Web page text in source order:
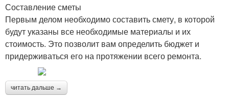
Составление сметы
Первым делом необходимо составить смету, в которой
будут указаны все необходимые материалы и их
стоимость. Это позволит вам определить бюджет и
придерживаться его на протяжении всего ремонта.
читать дальше →